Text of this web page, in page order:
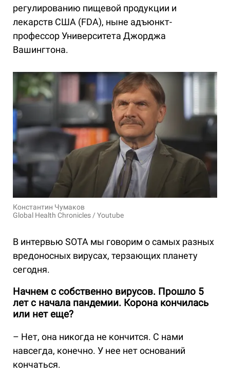
регулированию пищевой продукции и
лекарств США (FDA), ныне адъюнкт-
профессор Университета Джорджа
Вашингтона.
Константин Чумаков
Global Health Chronicles / Youtube
В интервью SOTA мы говорим о самых разных
вредоносных вирусах, терзающих планету
сегодня.
Начнем с собственно вирусов. Прошло 5
лет с начала пандемии. Корона кончилась
или нет еще?
– Нет, она никогда не кончится. С нами
навсегда, конечно. У нее нет оснований
кончаться.